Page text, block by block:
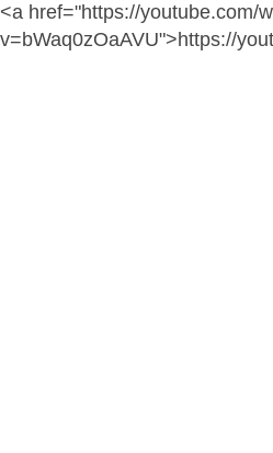
<a href="https://youtube.com/
v=bWaq0zOaAVU">https://